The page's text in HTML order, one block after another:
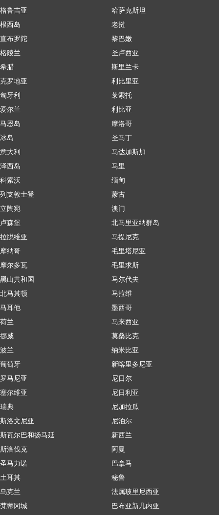
格鲁吉亚
根西岛
直布罗陀
格陵兰
希腊
克罗地亚
匈牙利
爱尔兰
马恩岛
冰岛
意大利
泽西岛
科索沃
列支敦士登
立陶宛
卢森堡
拉脱维亚
摩纳哥
摩尔多瓦
黑山共和国
北马其顿
马耳他
荷兰
挪威
波兰
葡萄牙
罗马尼亚
塞尔维亚
瑞典
斯洛文尼亚
斯瓦尔巴和扬马延
斯洛伐克
圣马力诺
土耳其
乌克兰
梵蒂冈城
哈萨克斯坦
老挝
黎巴嫩
圣卢西亚
斯里兰卡
利比里亚
莱索托
利比亚
摩洛哥
圣马丁
马达加斯加
马里
缅甸
蒙古
澳门
北马里亚纳群岛
马提尼克
毛里塔尼亚
毛里求斯
马尔代夫
马拉维
墨西哥
马来西亚
莫桑比克
纳米比亚
新喀里多尼亚
尼日尔
尼日利亚
尼加拉瓜
尼泊尔
新西兰
阿曼
巴拿马
秘鲁
法属玻里尼西亚
巴布亚新几内亚